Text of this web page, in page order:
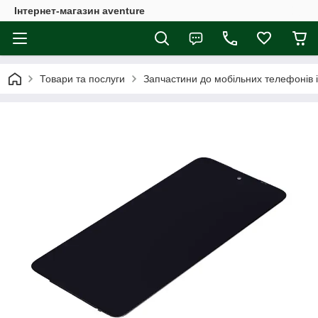
Інтернет-магазин aventure
Товари та послуги Запчастини до мобільних телефонів